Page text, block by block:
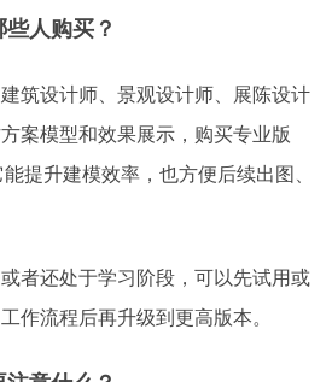
些人购买？
筑设计师、景观设计师、展陈设计
案模型和效果展示，购买专业版
提升建模效率，也方便后续出图、
者还处于学习阶段，可以先试用或
作流程后再升级到更高版本。